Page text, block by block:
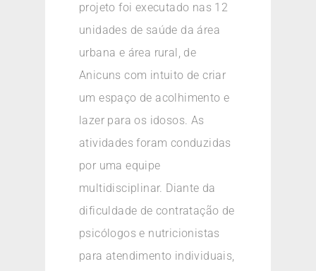
projeto foi executado nas 12
unidades de saúde da área
urbana e área rural, de
Anicuns com intuito de criar
um espaço de acolhimento e
lazer para os idosos. As
atividades foram conduzidas
por uma equipe
multidisciplinar. Diante da
dificuldade de contratação de
psicólogos e nutricionistas
para atendimento individuais,